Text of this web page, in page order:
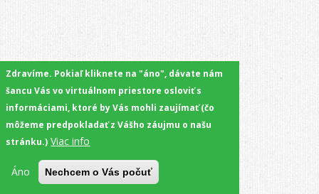
Zdravíme. Pokiaľ kliknete na "áno", dávate nám
šancu Vás vo virtuálnom priestore osloviť s
informáciami, ktoré by Vás mohli zaujímať (čo
môžeme predpokladať z Vášho záujmu o našu
stránku.) Viac info
Áno Nechcem o Vás počuť